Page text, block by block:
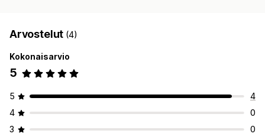
Arvostelut (4)
Kokonaisarvio
5
5
4
4
0
3
0